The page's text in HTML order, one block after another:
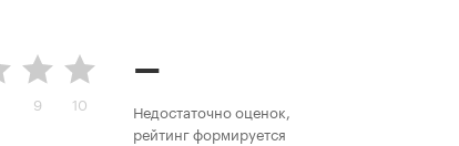
9 10
–
Недостаточно оценок,
рейтинг формируется